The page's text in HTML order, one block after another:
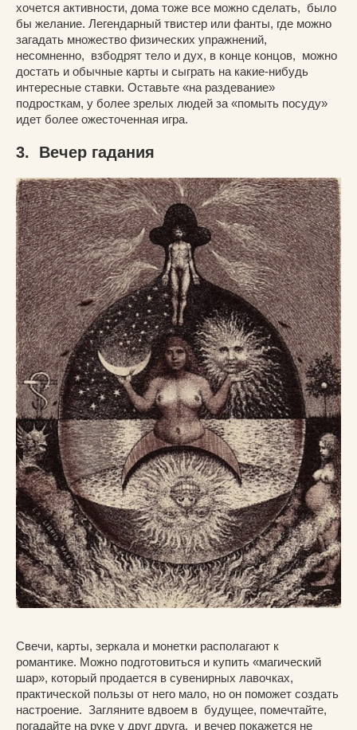
хочется активности, дома тоже все можно сделать, было
бы желание. Легендарный твистер или фанты, где можно
загадать множество физических упражнений,
несомненно, взбодрят тело и дух, в конце концов, можно
достать и обычные карты и сыграть на какие-нибудь
интересные ставки. Оставьте «на раздевание»
подросткам, у более зрелых людей за «помыть посуду»
идет более ожесточенная игра.
3. Вечер гадания
Свечи, карты, зеркала и монетки располагают к
романтике. Можно подготовиться и купить «магический
шар», который продается в сувенирных лавочках,
практической пользы от него мало, но он поможет создать
настроение. Загляните вдвоем в будущее, помечтайте,
погадайте на руке у друг друга, и вечер покажется не